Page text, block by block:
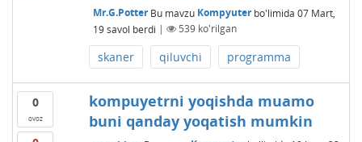
Mr.G.Potter Bu mavzu Kompyuterbo'limida 07 Mart,
19 savol berdi | 539ko'rilgan
skaner qiluvchi programma
0
ovoz
kompuyetrni yoqishda muamo
buni qanday yoqatish mumkin